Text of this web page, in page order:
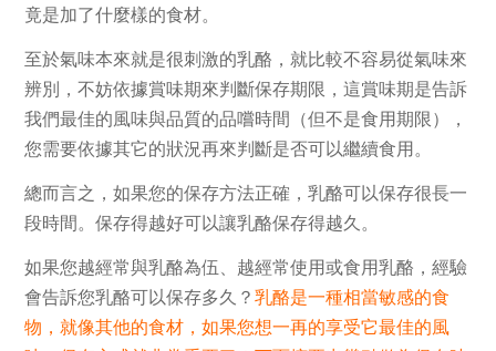
竟是加了什麼樣的食材。
至於氣味本來就是很刺激的乳酪，就比較不容易從氣味來
辨別，不妨依據賞味期來判斷保存期限 ，這賞味期是告訴
我們最佳的風味與品質的品嚐時間
（但不是食用期限），
您需要依據其它的狀況再來判斷是否可以繼續食用。
總而言之，如果您的保存方法正確 ，乳酪可以保存很長一
段時間。保存得越好可以讓乳酪保存得越久。
如果您越經常與乳酪為伍、越經常使用或食用乳酪，經驗
會告訴您乳酪可以保存多久？乳酪是一種相當敏感的食
物，就像其他的食材，如果您想一再的享受它最佳的風